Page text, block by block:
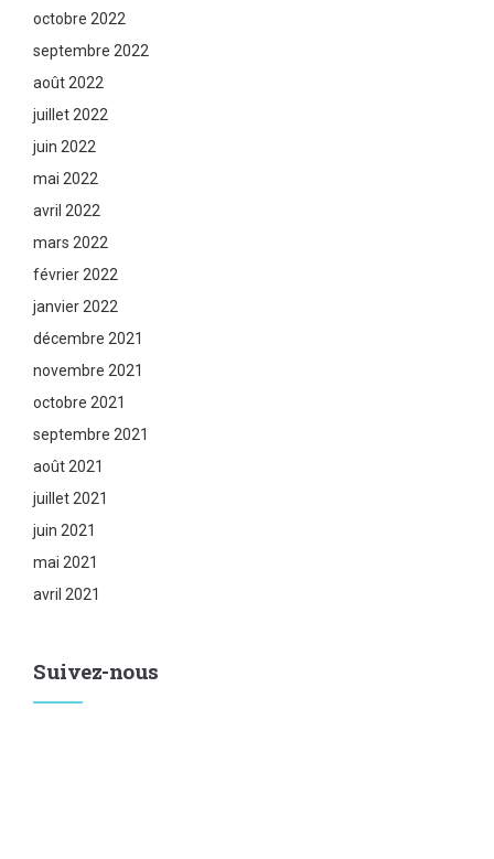
octobre 2022
septembre 2022
août 2022
juillet 2022
juin 2022
mai 2022
avril 2022
mars 2022
février 2022
janvier 2022
décembre 2021
novembre 2021
octobre 2021
septembre 2021
août 2021
juillet 2021
juin 2021
mai 2021
avril 2021
Suivez-nous